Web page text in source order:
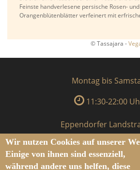
Feinste handverlesene persische Rosen- und
Orangenblütenblätter verfeinert mit
© Tassajara -
Montag bis
11:30-22:00
Eppendorfer
20249
Wir nutzen Cookies auf unserer
Einige von ihnen sind essenziell,
während andere uns helfen, diese